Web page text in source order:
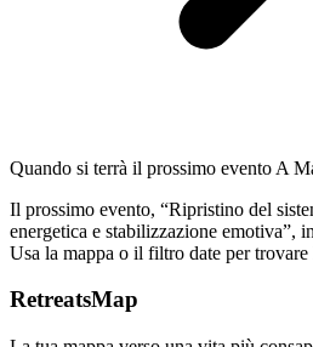
Quando si terrà il prossimo evento A
Il prossimo evento, “Ripristino del
energetica e stabilizzazione emotiva”,
Usa la mappa o il filtro date per trovare
RetreatsMap